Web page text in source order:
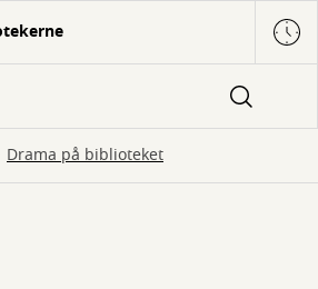
Drama på biblioteket